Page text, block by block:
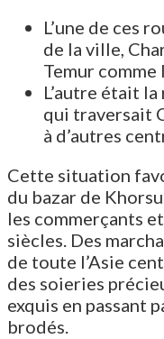
L’une de ces
de la ville,
Temur comme
L’autre était
qui traversait
à d’autres
Cette situation
du bazar de
les commerçants
siècles. Des
de toute l’Asie
des soieries
exquis en passant
brodés.